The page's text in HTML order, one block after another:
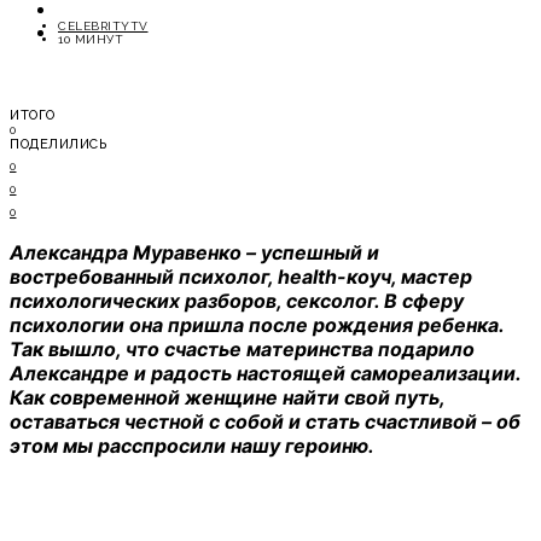
СОВЕТЫ ЭКСПЕРТОВ
CELEBRITYTV
10 МИНУТ
ИТОГО
0
ПОДЕЛИЛИСЬ
0
0
0
Александра Муравенко – успешный и
востребованный психолог, health-коуч, мастер
психологических разборов, сексолог. В сферу
психологии она пришла после рождения ребенка.
Так вышло, что счастье материнства подарило
Александре и радость настоящей самореализации.
Как современной женщине найти свой путь,
оставаться честной с собой и стать счастливой – об
этом мы расспросили нашу героиню.